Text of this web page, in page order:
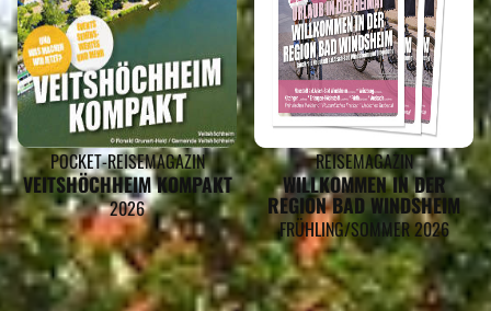
POCKET-REISEMAGAZIN
VEITSHÖCHHEIM KOMPAKT
2026
REISEMAGAZIN
WILLKOMMEN IN DER
REGION BAD WINDSHEIM
FRÜHLING/SOMMER 2026